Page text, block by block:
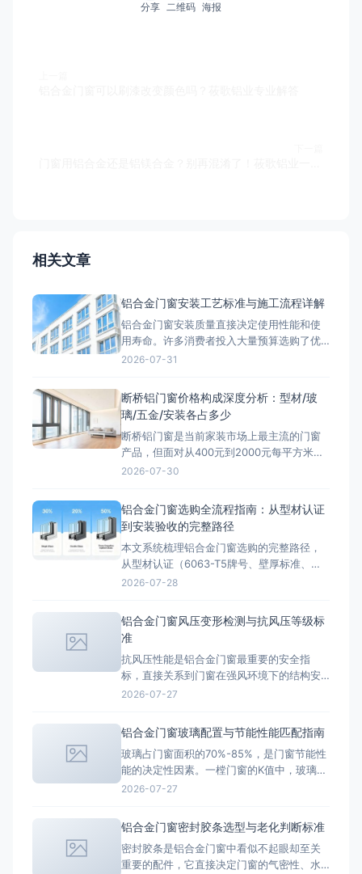
分享 二维码 海报
相关文章
铝合金门窗安装工艺标准与施工流程详解
铝合金门窗安装质量直接决定使用性能和使
用寿命。许多消费者投入大量预算选购了优
质断桥铝门窗，却因安装工艺不规范，导致
核、副框安装、门窗定位固定、缝隙填充、
密封打胶、五金调试和清洁验收等多个工序
的系统工程。本文将依据国家标准和行业
2026-07-31
断桥铝门窗价格构成深度分析：型材/玻
璃/五金/安装各占多少
断桥铝门窗是当前家装市场上最主流的门窗
产品，但面对从400元到2000元每平方米的
巨大价格差异，很多消费者感到困惑：断桥
金、密封材料和安装五个维度，深度拆解断
桥铝门窗的价格构成，帮助您看懂报价单，
避开低价陷阱。 一、断
2026-07-30
铝合金门窗选购全流程指南：从型材认证
到安装验收的完整路径
本文系统梳理铝合金门窗选购的完整路径，
从型材认证（6063-T5牌号、壁厚标准、表
面处理工艺）、性能检测（抗风压、气密、
选型到安装验收，提供五维评估框架，帮助
消费者科学选购铝合金门窗，避免踩坑。
2026-07-28
铝合金门窗风压变形检测与抗风压等级标
准
抗风压性能是铝合金门窗最重要的安全指
标，直接关系到门窗在强风环境下的结构安
全。GB/T 7106-2019《建筑外门窗气密、水
抗风压性能分级标准 门窗抗风压性能分为9
个等级，以分级指标值P3（kPa）表示： 1
级：P3≥
2026-07-27
铝合金门窗玻璃配置与节能性能匹配指南
玻璃占门窗面积的70%-85%，是门窗节能性
能的决定性因素。一樘门窗的K值中，玻璃的
贡献率超过60%。合理选择玻璃配置，能在
两片或多片玻璃以间隔条隔开，边缘密封形
成封闭气体层。标准配置为5+12A+5（5mm
玻璃+12
2026-07-27
铝合金门窗密封胶条选型与老化判断标准
密封胶条是铝合金门窗中看似不起眼却至关
重要的配件，它直接决定门窗的气密性、水